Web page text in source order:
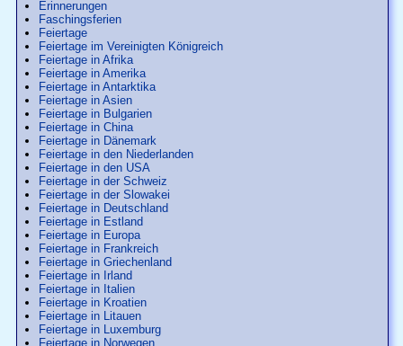
Erinnerungen
Faschingsferien
Feiertage
Feiertage im Vereinigten Königreich
Feiertage in Afrika
Feiertage in Amerika
Feiertage in Antarktika
Feiertage in Asien
Feiertage in Bulgarien
Feiertage in China
Feiertage in Dänemark
Feiertage in den Niederlanden
Feiertage in den USA
Feiertage in der Schweiz
Feiertage in der Slowakei
Feiertage in Deutschland
Feiertage in Estland
Feiertage in Europa
Feiertage in Frankreich
Feiertage in Griechenland
Feiertage in Irland
Feiertage in Italien
Feiertage in Kroatien
Feiertage in Litauen
Feiertage in Luxemburg
Feiertage in Norwegen